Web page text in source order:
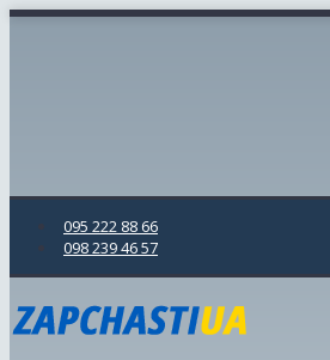
095 222 88 66
098 239 46 57